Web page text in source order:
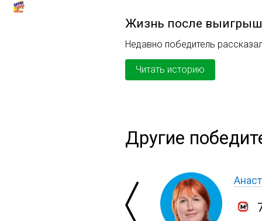
Жизнь после
Недавно победитель
Читать историю
Другие